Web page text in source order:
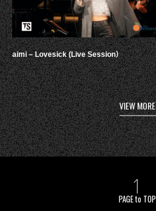
aimi – Lovesick (Live Session）
VIEW MORE
PAGE to TOP